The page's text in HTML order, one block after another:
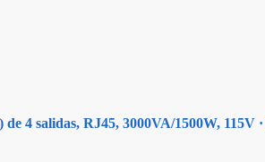
4 salidas, RJ45, 3000VA/1500W, 115V